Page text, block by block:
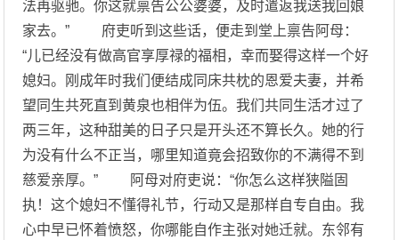
法再驱驰。你这就禀告公公婆婆，及时遣返我送我回娘
家去。” 府吏听到这些话，便走到堂上禀告阿母：
“儿已经没有做高官享厚禄的福相，幸而娶得这样一个好
媳妇。刚成年时我们便结成同床共枕的恩爱夫妻，并希
望同生共死直到黄泉也相伴为伍。我们共同生活才过了
两三年，这种甜美的日子只是开头还不算长久。她的行
为没有什么不正当，哪里知道竟会招致你的不满得不到
慈爱亲厚。” 阿母对府吏说：“你怎么这样狭隘固
执！这个媳妇不懂得礼节，行动又是那样自专自由。我
心中早已怀着愤怒，你哪能自作主张对她迁就。东邻有